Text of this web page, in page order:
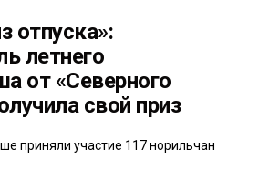
отпуска»:
летнего
от «Северного
свой приз
приняли участие 117 норильчан